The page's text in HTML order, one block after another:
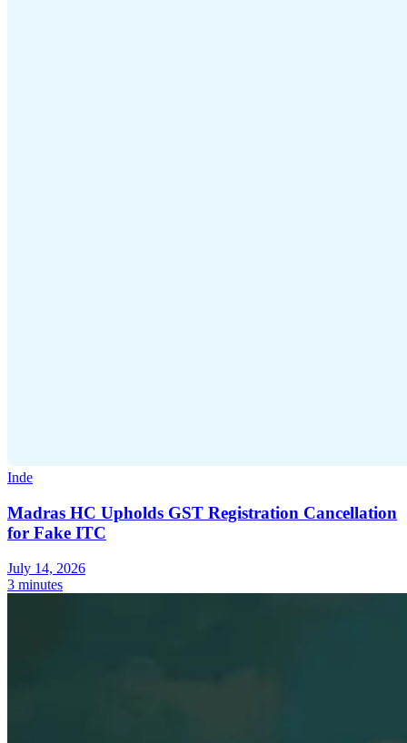
Inde
Madras HC Upholds GST Registration Cancellation
for Fake ITC
July 14, 2026
3 minutes